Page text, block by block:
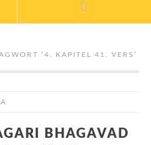
‘ 4. KAPITEL 41. VERS ’
BHAGAVAD